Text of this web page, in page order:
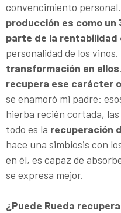
convencimiento
producción es como un
parte de la rentabilidad
personalidad de los
transformación en ellos
recupera ese carácter
se enamoró mi padre:
hierba recién cortada,
todo es la recuperación
hace una simbiosis con
en él, es capaz de
se expresa mejor.
¿Puede Rueda